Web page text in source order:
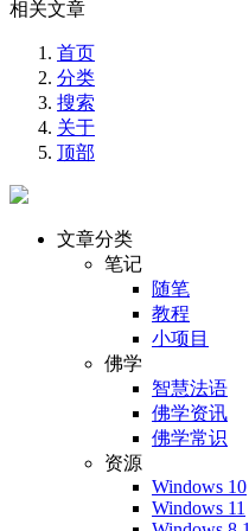
相关文章
首页
分类
搜索
关于
顶部
文章分类
笔记
随笔
教程
小项目
佛学
智慧法语
佛学资讯
佛学常识
资源
Windows 10
Windows 11